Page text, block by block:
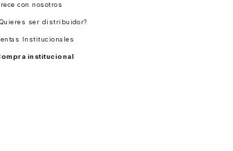
con nosotros
ser distribuidor?
Institucionales
institucional